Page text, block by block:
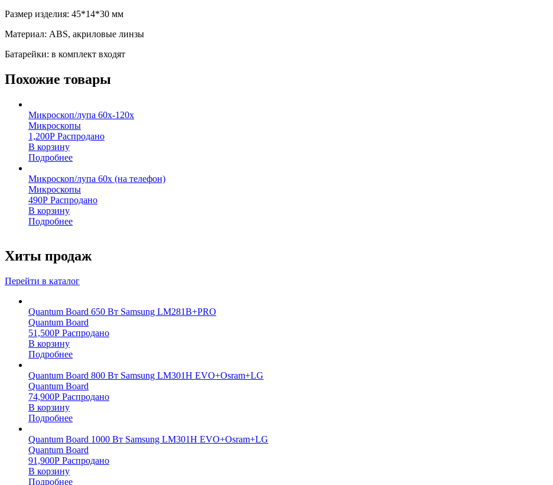
Размер изделия: 45*14*30 мм
Материал: ABS, акриловые линзы
Батарейки: в комплект входят
Похожие товары
Микроскоп/лупа 60x-120х
Микроскопы
1,200Р Распродано
В корзину
Подробнее
Микроскоп/лупа 60х (на телефон)
Микроскопы
490Р Распродано
В корзину
Подробнее
Хиты продаж
Перейти в каталог
Quantum Board 650 Вт Samsung LM281B+PRO
Quantum Board
51,500Р Распродано
В корзину
Подробнее
Quantum Board 800 Вт Samsung LM301H EVO+Osram+LG
Quantum Board
74,900Р Распродано
В корзину
Подробнее
Quantum Board 1000 Вт Samsung LM301H EVO+Osram+LG
Quantum Board
91,900Р Распродано
В корзину
Подробнее